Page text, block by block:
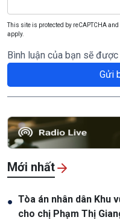
This site is protected by reCAPTCHA and
apply.
Bình luận của bạn sẽ
Gửi
Mới nhất
● Tòa án nhân dân Khu
cho chị Phạm Thị